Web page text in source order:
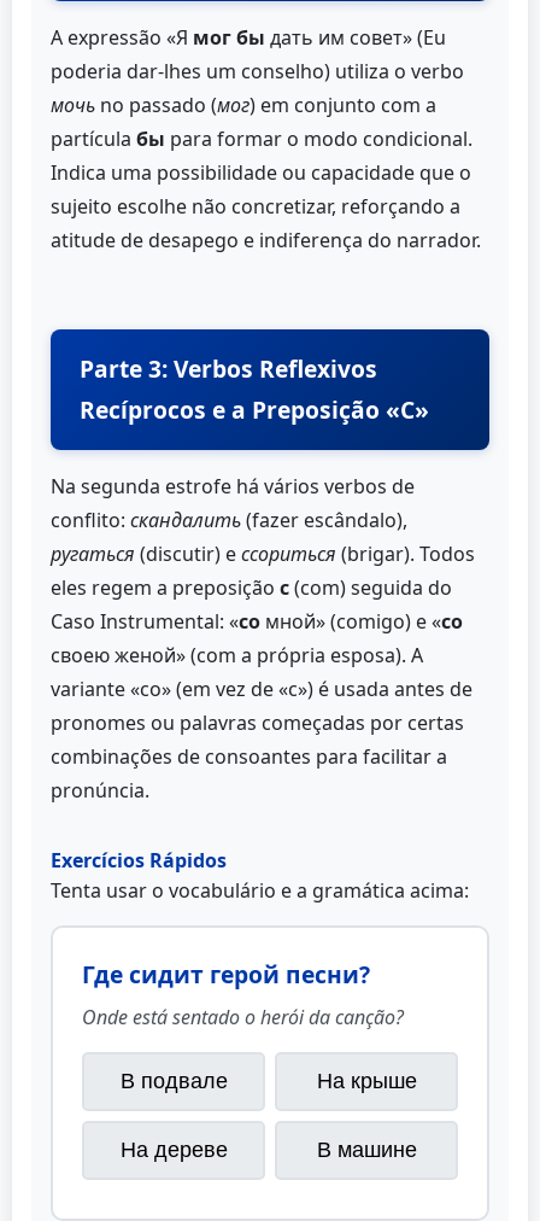
A expressão «Я мог бы дать им совет» (Eu
poderia dar-lhes um conselho) utiliza o verbo
мочь no passado (мог) em conjunto com a
partícula бы para formar o modo condicional.
Indica uma possibilidade ou capacidade que o
sujeito escolhe não concretizar, reforçando a
atitude de desapego e indiferença do narrador.
Parte 3: Verbos Reflexivos
Recíprocos e a Preposição «С»
Na segunda estrofe há vários verbos de
conflito: скандалить(fazer escândalo),
ругаться (discutir) eссориться (brigar). Todos
eles regem a preposição с(com) seguida do
Caso Instrumental: «со мной» (comigo) e «со
своею женой» (com a própria esposa). A
variante «со» (em vez de «с») é usada antes de
pronomes ou palavras começadas por certas
combinações de consoantes para facilitar a
pronúncia.
Exercícios Rápidos
Tenta usar o vocabulário e a gramática acima:
Где сидит герой песни?
Onde está sentado o herói da canção?
В подвале На крыше
На дереве В машине